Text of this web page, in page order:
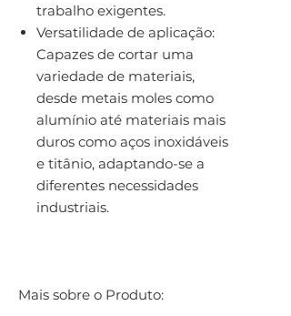
trabalho exigentes.
Versatilidade de aplicação:
Capazes de cortar uma
variedade de materiais,
desde metais moles como
alumínio até materiais mais
duros como aços inoxidáveis
e titânio, adaptando-se a
diferentes necessidades
industriais.
Mais sobre o Produto: